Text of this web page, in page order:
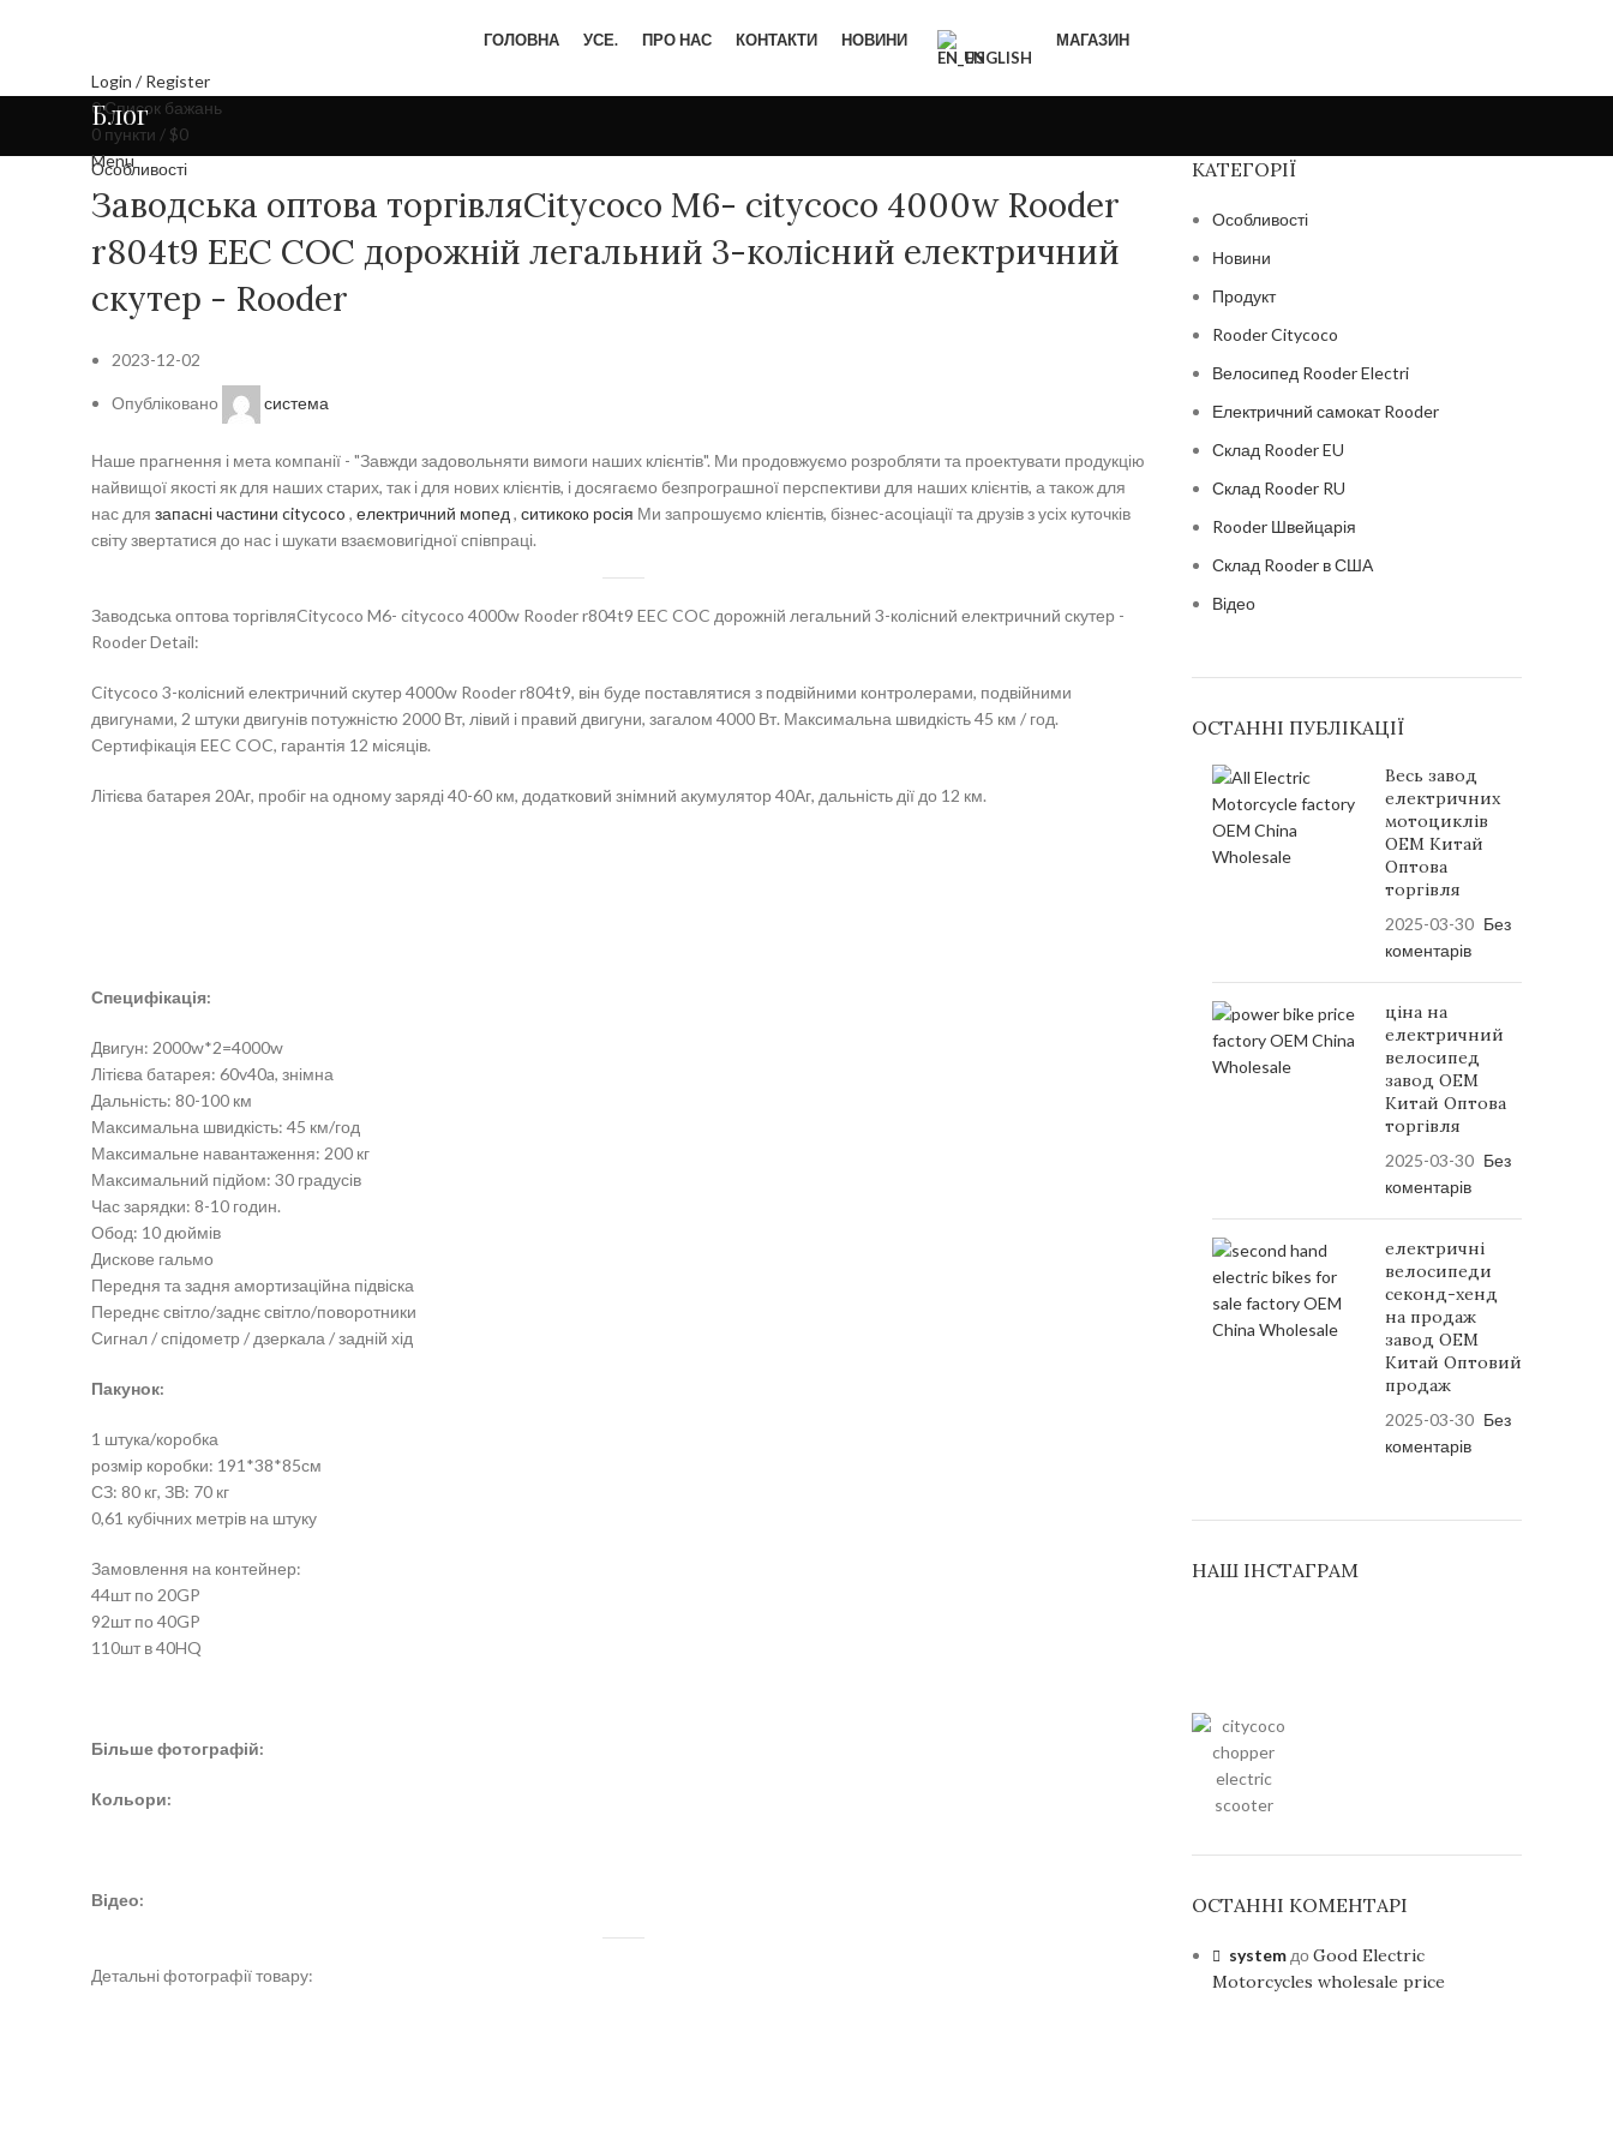
ГОЛОВНА УСЕ. ПРО НАС КОНТАКТИ
НОВИНИ
ENGLISH
МАГАЗИН
Login / Register
0Список бажань
0 пункти / $0
Menu
Блог
Особливості
Заводська оптова торгівляCitycoco M6- citycoco 4000w Rooder
r804t9 EEC COC дорожній легальний 3-колісний електричний
скутер - Rooder
2023-12-02
Опубліковано система
Наше прагнення і мета компанії - "Завжди задовольняти вимоги наших клієнтів". Ми продовжуємо розробляти та проектувати продукцію
найвищої якості як для наших старих, так і для нових клієнтів, і досягаємо безпрограшної перспективи для наших клієнтів, а також для
нас для запасні частини citycoco , електричний мопед , ситикоко росія Ми запрошуємо клієнтів, бізнес-асоціації та друзів з усіх куточків
світу звертатися до нас і шукати взаємовигідної співпраці.
Заводська оптова торгівляCitycoco M6- citycoco 4000w Rooder r804t9 EEC COC дорожній легальний 3-колісний електричний скутер -
Rooder Detail:
Citycoco 3-колісний електричний скутер 4000w Rooder r804t9, він буде поставлятися з подвійними контролерами, подвійними
двигунами, 2 штуки двигунів потужністю 2000 Вт, лівий і правий двигуни, загалом 4000 Вт. Максимальна швидкість 45 км / год.
Сертифікація EEC COC, гарантія 12 місяців.
Літієва батарея 20Аг, пробіг на одному заряді 40-60 км, додатковий знімний акумулятор 40Аг, дальність дії до 12 км.
Специфікація:
Двигун: 2000w*2=4000w
Літієва батарея: 60v40a, знімна
Дальність: 80-100 км
Максимальна швидкість: 45 км/год
Максимальне навантаження: 200 кг
Максимальний підйом: 30 градусів
Час зарядки: 8-10 годин.
Обод: 10 дюймів
Дискове гальмо
Передня та задня амортизаційна підвіска
Переднє світло/заднє світло/поворотники
Сигнал / спідометр / дзеркала / задній хід
Пакунок:
1 штука/коробка
розмір коробки: 191*38*85см
СЗ: 80 кг, ЗВ: 70 кг
0,61 кубічних метрів на штуку
Замовлення на контейнер:
44шт по 20GP
92шт по 40GP
110шт в 40HQ
Більше фотографій:
Кольори:
Відео:
Детальні фотографії товару:
КАТЕГОРІЇ
Особливості
Новини
Продукт
Rooder Citycoco
Велосипед Rooder Electri
Електричний самокат Rooder
Склад Rooder EU
Склад Rooder RU
Rooder Швейцарія
Склад Rooder в США
Відео
ОСТАННІ ПУБЛІКАЦІЇ
Весь завод
електричних
мотоциклів
OEM Китай
Оптова
торгівля
2025-03-30 Без
коментарів
ціна на
електричний
велосипед
завод OEM
Китай Оптова
торгівля
2025-03-30 Без
коментарів
електричні
велосипеди
секонд-хенд
на продаж
завод OEM
Китай Оптовий
продаж
2025-03-30 Без
коментарів
НАШ ІНСТАГРАМ
ОСТАННІ КОМЕНТАРІ
systemдо Good Electric
Motorcycles wholesale price